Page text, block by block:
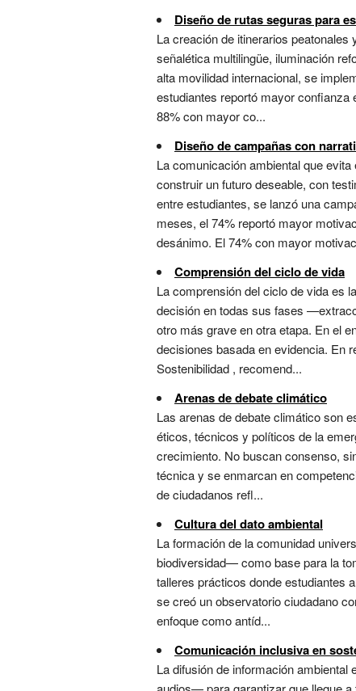
Diseño de rutas seguras para
La creación de itinerarios
señalética multilingüe, iluminación
alta movilidad internacional, se
estudiantes reportó mayor
88% con mayor co...
Diseño de campañas con
La comunicación ambiental que
construir un futuro deseable, con
entre estudiantes, se lanzó una
meses, el 74% reportó mayor
desánimo. El 74% con mayor
Comprensión del ciclo de vida
La comprensión del ciclo de vida es
decisión en todas sus fases
otro más grave en otra etapa. En el
decisiones basada en evidencia. En
Sostenibilidad , recomend...
Arenas de debate climático
Las arenas de debate climático son
éticos, técnicos y políticos de la
crecimiento. No buscan consenso,
técnica y se enmarcan en
de ciudadanos refl...
Cultura del dato ambiental
La formación de la comunidad
biodiversidad— como base para la
talleres prácticos donde estudiantes
se creó un observatorio ciudadano
enfoque como antíd...
Comunicación inclusiva en
La difusión de información